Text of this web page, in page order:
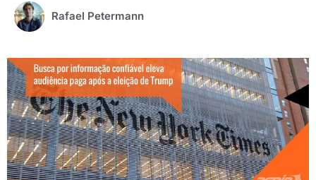
Rafael Petermann